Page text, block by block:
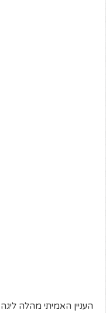
העניין האמיתי מהלה